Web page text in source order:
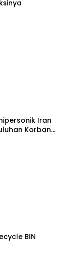
Iran
Korban
Ratusan Terluka
BIN